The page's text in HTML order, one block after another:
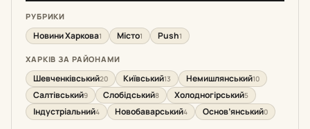
РУБРИКИ
Новини Харкова1 Місто1 Push1
ХАРКІВ ЗА РАЙОНАМИ
Шевченківський20 Київський13 Немишлянський10
Салтівський9 Слобідський8 Холодногірський5
Індустріальний4 Новобаварський4 Основ’янський0